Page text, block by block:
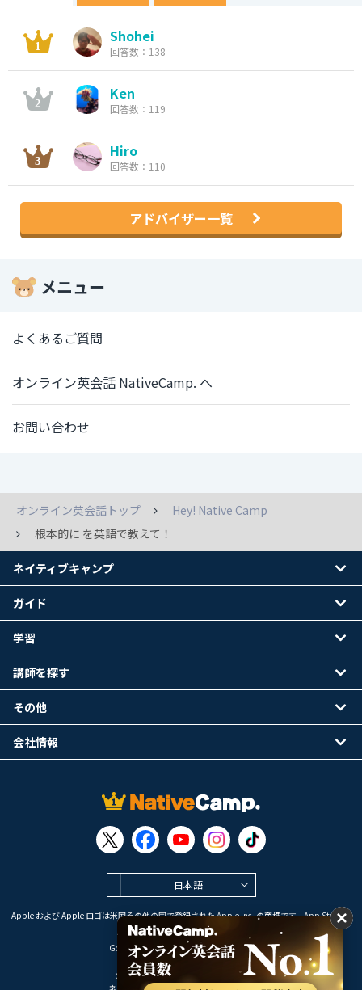
Shohei
回答数：138
Ken
回答数：119
Hiro
回答数：110
アドバイザー一覧
メニュー
よくあるご質問
オンライン英会話 NativeCamp. へ
お問い合わせ
オンライン英会話トップ
Hey! Native Camp
根本的に を英語で教えて！
日本語
Apple および Apple ロゴは米国その他の国で登録された Apple Inc. の商標です。App Store は
Apple Inc. のサービスマークです。
Google Play は Google LLC の商標です。
Copyright © 2026 オンライン英会話
ネイティブキャンプ
ガイド
学習
講師を探す
その他
会社情報